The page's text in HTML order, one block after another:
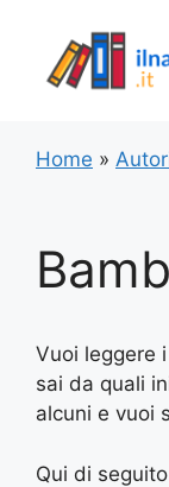
contenuto
Home »
Vuoi leggere
sai da quali
alcuni e vuoi
Qui di